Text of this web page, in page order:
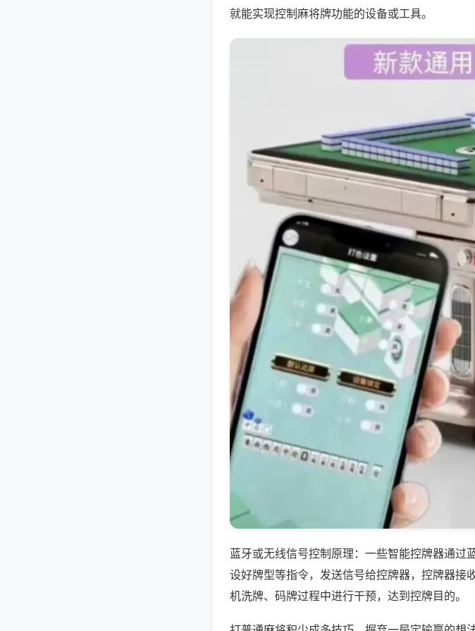
就能实现控制麻将牌功能的设备或工具。
蓝牙或无线信号控制原理：一些智能控牌器通过
设好牌型等指令，发送信号给控牌器，控牌器接
机洗牌、码牌过程中进行干预，达到控牌目的。